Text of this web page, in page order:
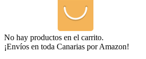
No hay productos en el carrito.
¡Envíos en toda Canarias por Amazon!